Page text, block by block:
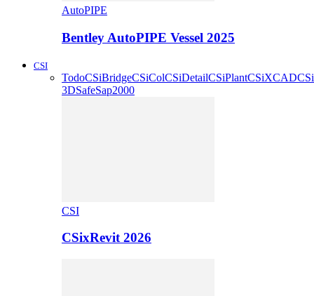
AutoPIPE
Bentley AutoPIPE Vessel 2025
CSI
TodoCSiBridgeCSiColCSiDetailCSiPlantCSiXCAD
3DSafeSap2000
CSI
CSixRevit 2026